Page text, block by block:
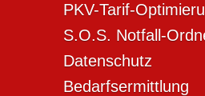
PKV-Tarif-
S.O.S. Notfall-
Datenschutz
Bedarfsermittlung